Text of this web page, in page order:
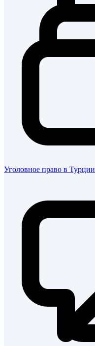
Уголовное право в Турции